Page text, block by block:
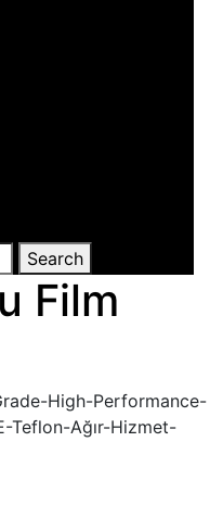
Search
Film